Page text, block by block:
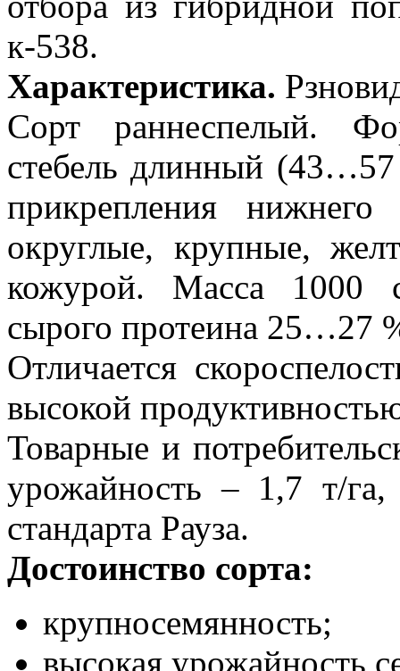
к-538.
Характеристика.
Сорт раннеспелый.
стебель длинный
прикрепления
округлые, крупные,
кожурой. Масса 1000
сырого протеина 25…27
Отличается
высокой
Товарные и
урожайность – 1,7 т/
стандарта Рауза.
Достоинство сорта:
крупносемянность;
высокая урожайность